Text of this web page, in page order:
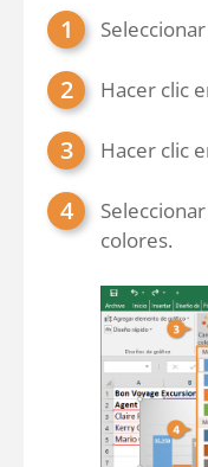
Hacer clic
Hacer clic
colores.